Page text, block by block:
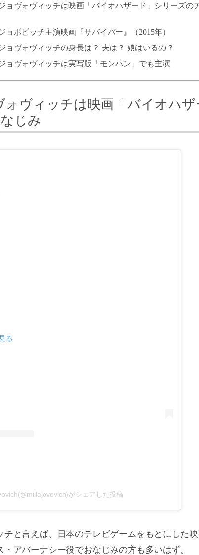
ョヴォヴィッチは映画「バイオハザード」シリーズの
ョボビッチ主演映画『サバイバー』（2015年）
ョヴォヴィッチの身長は？ 夫は？ 娘はいるの？
ョヴォヴィッチは実写版「モンハン」でも主演
ォヴィッチは映画「バイオハ
じみ
る
がシェアした投稿
チと言えば、日本のテレビゲームをもとにした
アバーナシー役でおなじみの方も多いはず。